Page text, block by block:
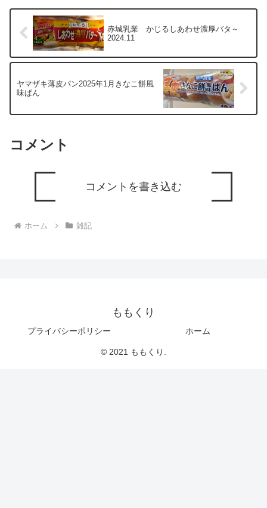
赤城乳業 かじるしあわせ濃厚バタ～
2024.11
ヤマザキ薄皮パン2025年1月きなこ餅風
味ぱん
コメント
コメントを書き込む
ホーム 雑記
ももくり
プライバシーポリシー ホーム
© 2021 ももくり.